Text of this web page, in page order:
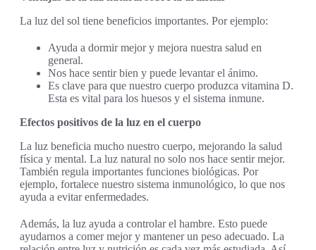
La luz del sol tiene beneficios importantes. Por ejemplo:
Ayuda a dormir mejor y mejora nuestra salud en
general.
Nos hace sentir bien y puede levantar el ánimo.
Es clave para que nuestro cuerpo produzca vitamina D.
Esta es vital para los huesos y el sistema inmune.
Efectos positivos de la luz en el cuerpo
La luz beneficia mucho nuestro cuerpo, mejorando la salud
física y mental. La luz natural no solo nos hace sentir mejor.
También regula importantes funciones biológicas. Por
ejemplo, fortalece nuestro sistema inmunológico, lo que nos
ayuda a evitar enfermedades.
Además, la luz ayuda a controlar el hambre. Esto puede
ayudarnos a comer mejor y mantener un peso adecuado. La